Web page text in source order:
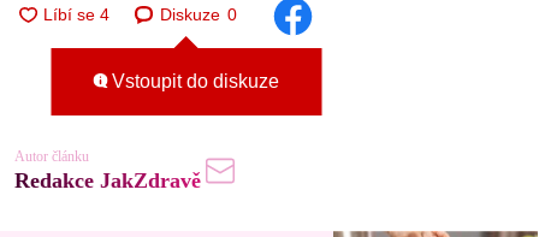
Diskuze 0
Vstoupit do diskuze
Autor článku
Redakce JakZdravě